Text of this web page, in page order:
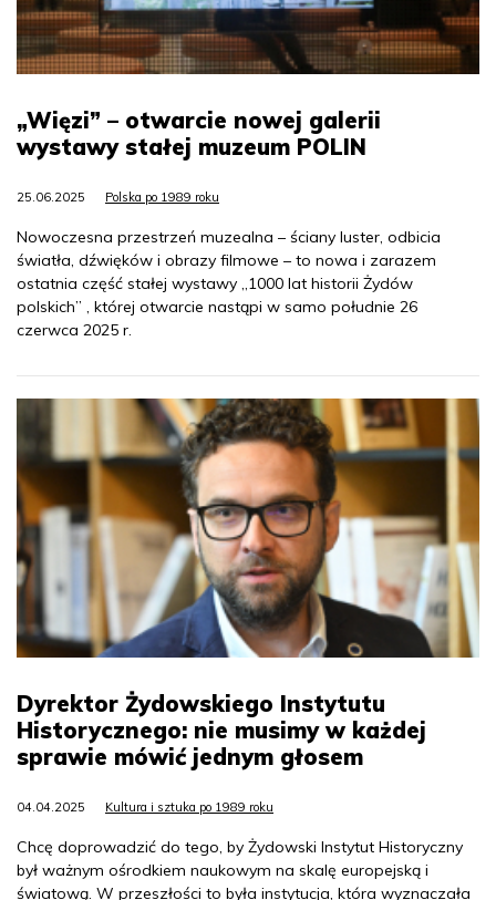
„Więzi” – otwarcie nowej galerii
wystawy stałej muzeum POLIN
25.06.2025 Polska po 1989 roku
Nowoczesna przestrzeń muzealna – ściany luster, odbicia
światła, dźwięków i obrazy filmowe – to nowa i zarazem
ostatnia część stałej wystawy „1000 lat historii Żydów
polskich” , której otwarcie nastąpi w samo południe 26
czerwca 2025 r.
Dyrektor Żydowskiego Instytutu
Historycznego: nie musimy w każdej
sprawie mówić jednym głosem
04.04.2025 Kultura i sztuka po 1989 roku
Chcę doprowadzić do tego, by Żydowski Instytut Historyczny
był ważnym ośrodkiem naukowym na skalę europejską i
światową. W przeszłości to była instytucja, która wyznaczała